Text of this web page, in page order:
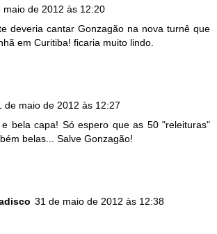
maio de 2012 às 12:20
deveria cantar Gonzagão na nova turnê que
em Curitiba! ficaria muito lindo.
de maio de 2012 às 12:27
bela capa! Só espero que as 50 "releituras"
belas... Salve Gonzagão!
31 de maio de 2012 às 12:38